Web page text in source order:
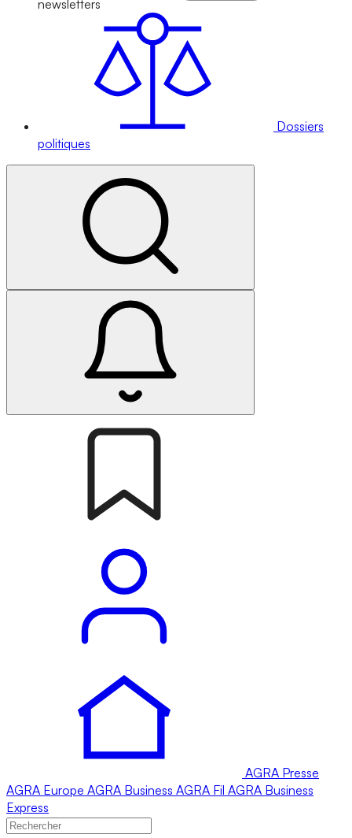
newsletters
Dossiers
politiques
AGRA Presse
AGRA Europe AGRA Business AGRA Fil AGRA Business
Express